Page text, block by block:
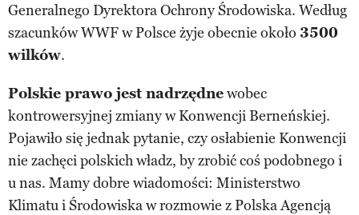
Generalnego Dyrektora Ochrony Środowiska. Według
szacunków WWF w Polsce żyje obecnie około 3500
wilków.
Polskie prawo jest nadrzędnewobec
kontrowersyjnej zmiany w Konwencji Berneńskiej.
Pojawiło się jednak pytanie, czy osłabienie Konwencji
nie zachęci polskich władz, by zrobić coś podobnego i
u nas. Mamy dobre wiadomości: Ministerstwo
Klimatu i Środowiska w rozmowie z Polska Agencją